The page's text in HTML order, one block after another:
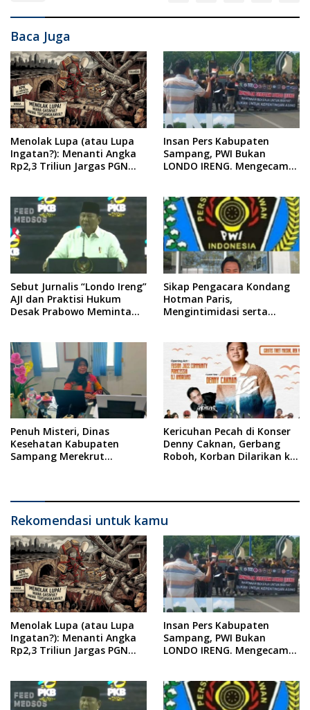
Baca Juga
Menolak Lupa (atau Lupa
Ingatan?): Menanti Angka
Rp2,3 Triliun Jargas PGN
Insan Pers Kabupaten
Sampang, PWI Bukan
LONDO IRENG. Mengecam
Republik Indonesia
Sebut Jurnalis “Londo Ireng”
AJI dan Praktisi Hukum
Desak Prabowo Meminta
Sikap Pengacara Kondang
Hotman Paris,
Mengintimidasi serta
Sampang Angkat Bicara
Penuh Misteri, Dinas
Kesehatan Kabupaten
Sampang Merekrut
Kericuhan Pecah di Konser
Denny Caknan, Gerbang
Roboh, Korban Dilarikan ke
Rekomendasi untuk kamu
Menolak Lupa (atau Lupa
Ingatan?): Menanti Angka
Rp2,3 Triliun Jargas PGN
Insan Pers Kabupaten
Sampang, PWI Bukan
LONDO IRENG. Mengecam
Republik Indonesia